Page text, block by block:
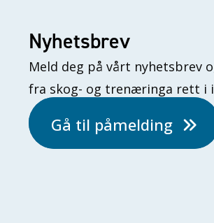
Nyhetsbrev
Meld deg på vårt nyhetsbrev
fra skog- og trenæringa rett i
Gå til påmelding